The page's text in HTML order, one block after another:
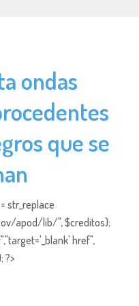
ondas
que se
str_replace
apod/lib/", $creditos);
href",
?>